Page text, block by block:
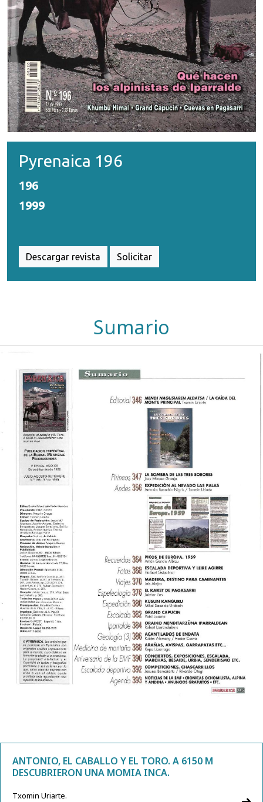
Pyrenaica 196
196
1999
Descargar revista Solicitar
Sumario
ANTONIO, EL CABALLO Y EL TORO. A 6150 M
DESCUBRIERON UNA MOMIA INCA.
Txomin Uriarte.